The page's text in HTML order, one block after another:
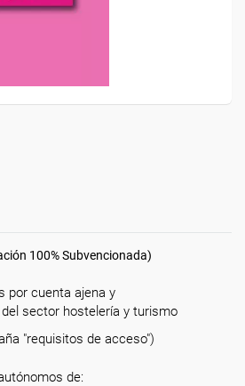
100% Subvencionada)
por cuenta ajena y
sector hostelería y turismo
"requisitos de acceso")
de: